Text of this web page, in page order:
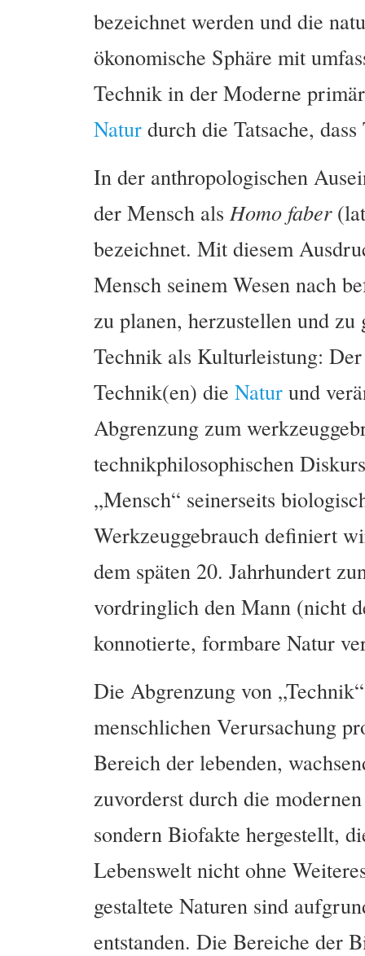
bezeichnet werden und die
ökonomische Sphäre mit
Technik in der Moderne
Natur durch die Tatsache,
In der anthropologischen
der Mensch als Homo faber
bezeichnet. Mit diesem
Mensch seinem Wesen nach
zu planen, herzustellen und zu
Technik als Kulturleistung:
Technik(en) die Natur und
Abgrenzung zum
technikphilosophischen
„Mensch“ seinerseits
Werkzeuggebrauch definiert
dem späten 20. Jahrhundert
vordringlich den Mann (nicht
konnotierte, formbare Natur
Die Abgrenzung von
menschlichen Verursachung
Bereich der lebenden,
zuvorderst durch die
sondern Biofakte hergestellt,
Lebenswelt nicht ohne
gestaltete Naturen sind
entstanden. Die Bereiche der